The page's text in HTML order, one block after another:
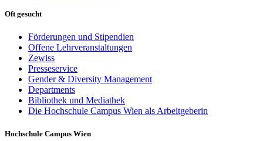
Oft gesucht
Förderungen und Stipendien
Offene Lehrveranstaltungen
Zewiss
Presseservice
Gender & Diversity Management
Departments
Bibliothek und Mediathek
Die Hochschule Campus Wien als Arbeitgeberin
Hochschule Campus Wien